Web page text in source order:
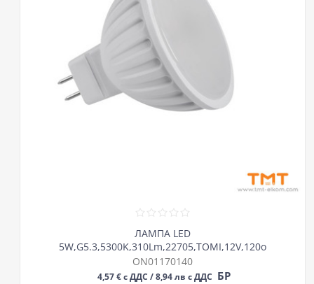
ЛАМПА LED
5W,G5.3,5300K,310Lm,22705,TOMI,12V,120o
ON01170140
4,57 € с ДДС / 8,94 лв с ДДС БР